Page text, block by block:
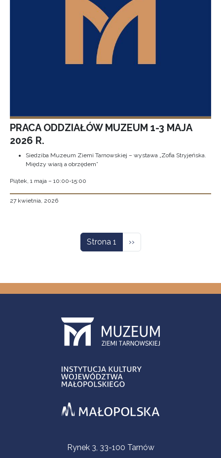
PRACA ODDZIAŁÓW MUZEUM 1-3 MAJA
2026 R.
Siedziba Muzeum Ziemi Tarnowskiej – wystawa „Zofia Stryjeńska.
Między wiarą a obrzędem”
Piątek, 1 maja – 10:00-15:00
27 kwietnia, 2026
Strona 1 Następna strona
››
Informacje kontaktoweRynek 3, 33-100 Tarnów